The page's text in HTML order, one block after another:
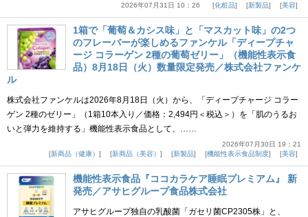
2026年07月31日 10：26 化粧品 新製品 美容
1箱で「葡萄＆カシス味」と「マスカット味」の2つ
のフレーバーが楽しめるファンケル「ディープチャ
ージ コラーゲン 2種の葡萄ゼリー」（機能性表示食
品）8月18日（火）数量限定発売／株式会社ファンケ
ル
株式会社ファンケルは2026年8月18日（火）から、「ディープチャージ コラー
ゲン 2種のゼリー」（1箱10本入り／価格：2,494円＜税込＞）を「肌のうるお
いと弾力を維持する」機能性表示食品として、……
2026年07月30日 19：21
新商品（健康）
新商品（美容） 新製品 機能性表示食品制度 美容
機能性表示食品『ココカラケア睡眠プレミアム』 新
発売／アサヒグループ食品株式会社
アサヒグループ独自の乳酸菌「ガセリ菌CP2305株」と、